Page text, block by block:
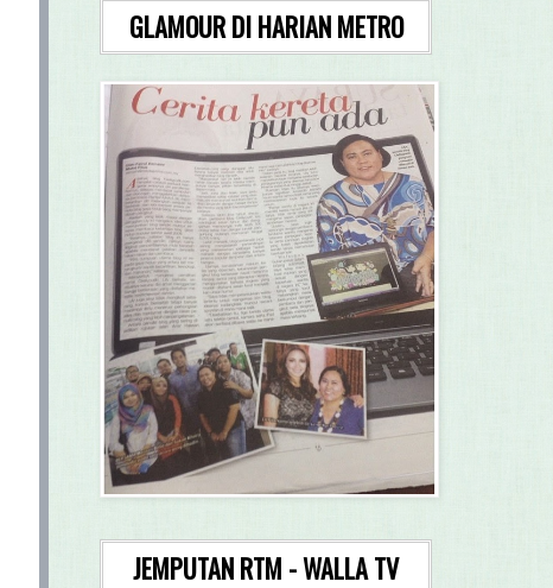
GLAMOUR DI HARIAN METRO
JEMPUTAN RTM - WALLA TV